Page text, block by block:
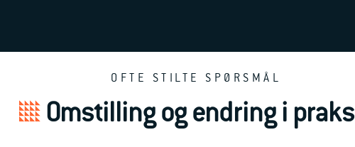
OFTE STILTE SPØRSMÅL
Omstilling og endring i